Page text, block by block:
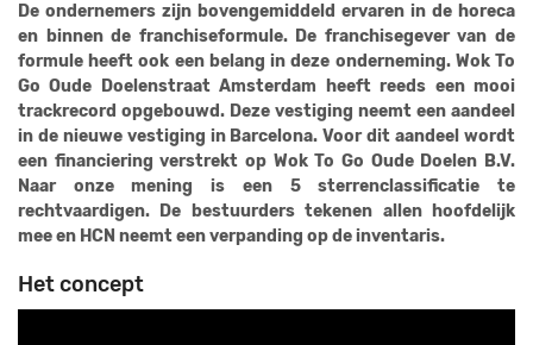
De ondernemers zijn bovengemiddeld ervaren in de horeca
en binnen de franchiseformule. De franchisegever van de
formule heeft ook een belang in deze onderneming. Wok To
Go Oude Doelenstraat Amsterdam heeft reeds een mooi
trackrecord opgebouwd. Deze vestiging neemt een aandeel
in de nieuwe vestiging in Barcelona. Voor dit aandeel wordt
een financiering verstrekt op Wok To Go Oude Doelen B.V.
Naar onze mening is een 5 sterrenclassificatie te
rechtvaardigen. De bestuurders tekenen allen hoofdelijk
mee en HCN neemt een verpanding op de inventaris.
Het concept